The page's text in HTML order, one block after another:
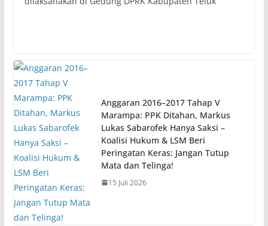
Anggaran 2016–2017 Tahap V
Marampa: PPK Ditahan, Markus
Lukas Sabarofek Hanya Saksi –
Koalisi Hukum & LSM Beri
Peringatan Keras: Jangan Tutup
Mata dan Telinga!
15 Juli 2026